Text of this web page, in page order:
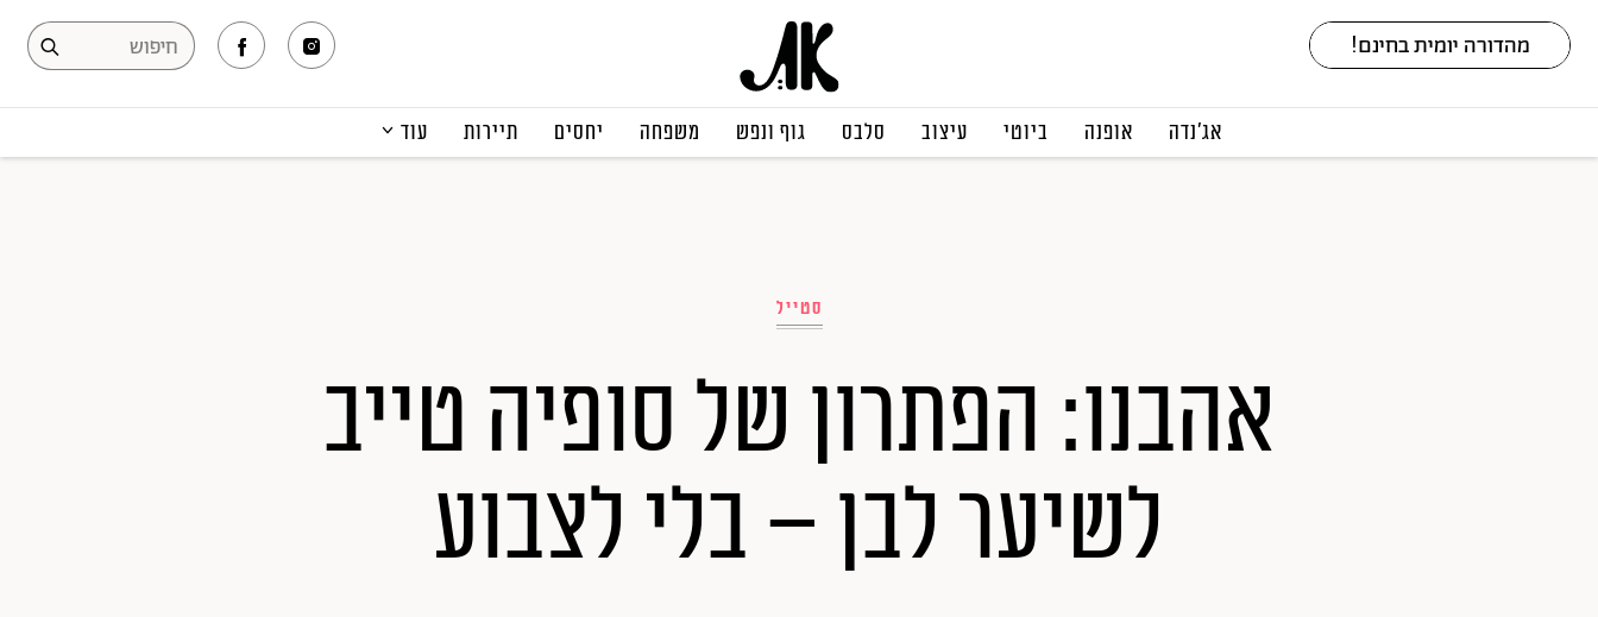
אג׳נדה אופנה ביוטי עיצוב סלבס גוף ונפש משפחה יחסים תיירות עוד
סטייל
אהבנו: הפתרון של סופיה טייב
לשיער לבן – בלי לצבוע